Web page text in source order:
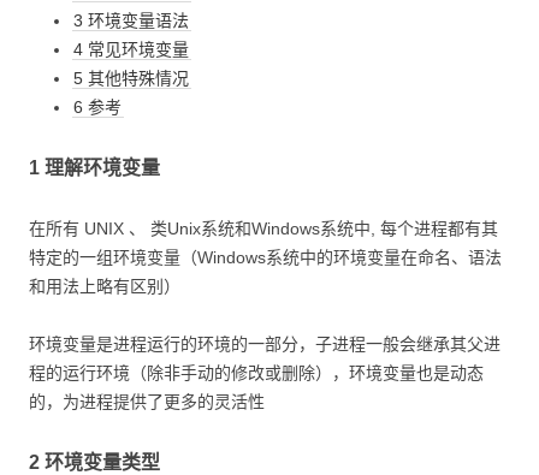
3 环境变量语法
4 常见环境变量
5 其他特殊情况
6 参考
1 理解环境变量
在所有 UNIX 、 类Unix系统和Windows系统中, 每个进程都有其
特定的一组环境变量（Windows系统中的环境变量在命名、语法
和用法上略有区别）
环境变量是进程运行的环境的一部分，子进程一般会继承其父进
程的运行环境（除非手动的修改或删除），环境变量也是动态
的，为进程提供了更多的灵活性
2 环境变量类型